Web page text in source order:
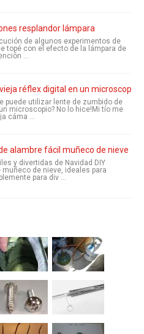
resplandor lámpara
de algunos experimentos de
topé con el efecto de la lámpara de
...
réflex digital en un microscopio!
puede utilizar lente de zumbido de
microscopio? No lo hice!Mi tío me
cáma ...
alambre fácil muñeco de nieve
y divertidas de Navidad DIY
muñeco de nieve, ideales para
para div ...